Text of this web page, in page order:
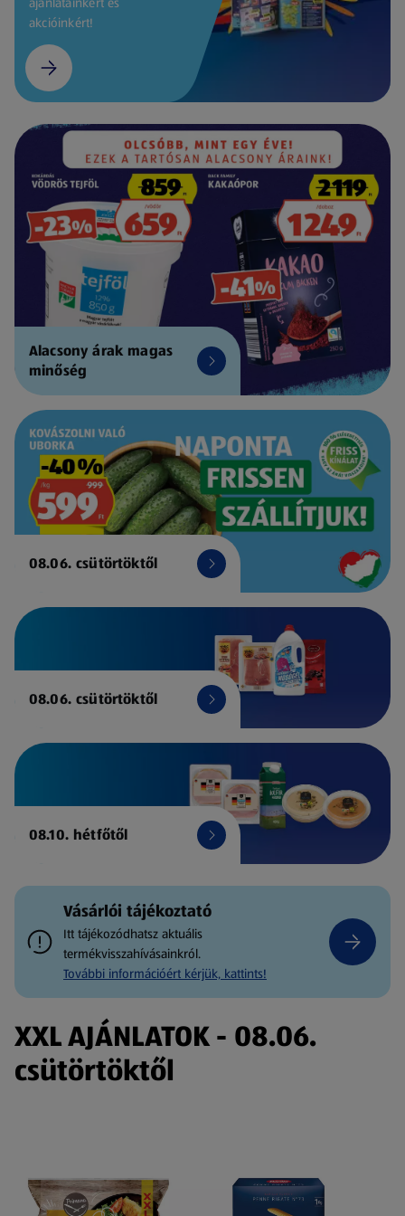
akcióinkért!
Alacsony árak magas
minőség
08.06. csütörtöktől
08.06. csütörtöktől
08.10. hétfőtől
Vásárlói tájékoztató
Itt tájékozódhatsz aktuális
termékvisszahívásainkról.
További információért kérjük, kattints!
XXL AJÁNLATOK - 08.06.
csütörtöktől